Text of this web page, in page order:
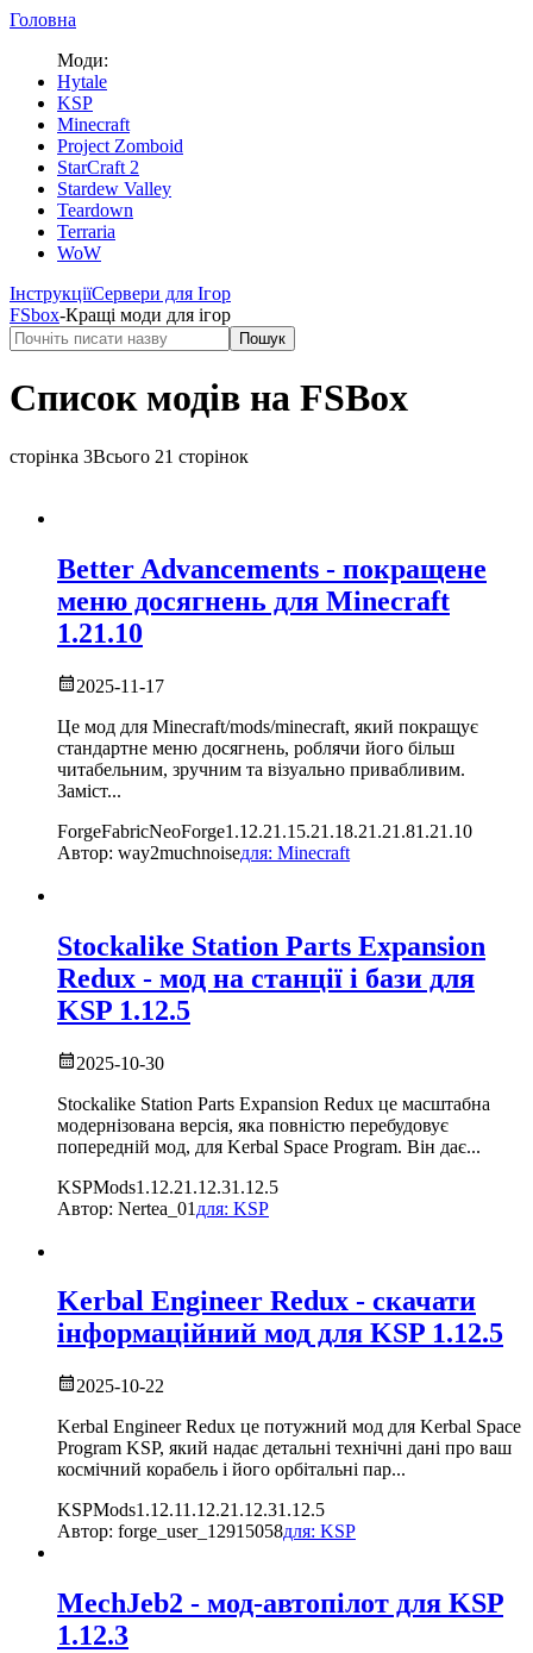
Головна
Моди:
Hytale
KSP
Minecraft
Project Zomboid
StarCraft 2
Stardew Valley
Teardown
Terraria
WoW
ІнструкціїСервери для Ігор
FSbox-Кращі моди для ігор
Пошук
Список модів на FSBox
сторінка 3Всього 21 сторінок
Better Advancements - покращене
меню досягнень для Minecraft
1.21.10
2025-11-17
Це мод для Minecraft/mods/minecraft, який покращує
стандартне меню досягнень, роблячи його більш
читабельним, зручним та візуально привабливим.
Заміст...
ForgeFabricNeoForge1.12.21.15.21.18.21.21.81.21.10
Автор: way2muchnoiseдля: Minecraft
Stockalike Station Parts Expansion
Redux - мод на станції і бази для
KSP 1.12.5
2025-10-30
Stockalike Station Parts Expansion Redux це масштабна
модернізована версія, яка повністю перебудовує
попередній мод, для Kerbal Space Program. Він дає...
KSPMods1.12.21.12.31.12.5
Автор: Nertea_01 для: KSP
Kerbal Engineer Redux - скачати
інформаційний мод для KSP 1.12.5
2025-10-22
Kerbal Engineer Redux це потужний мод для Kerbal Space
Program KSP, який надає детальні технічні дані про ваш
космічний корабель і його орбітальні пар...
KSPMods1.12.11.12.21.12.31.12.5
Автор: forge_user_12915058для: KSP
MechJeb2 - мод-автопілот для KSP
1.12.3